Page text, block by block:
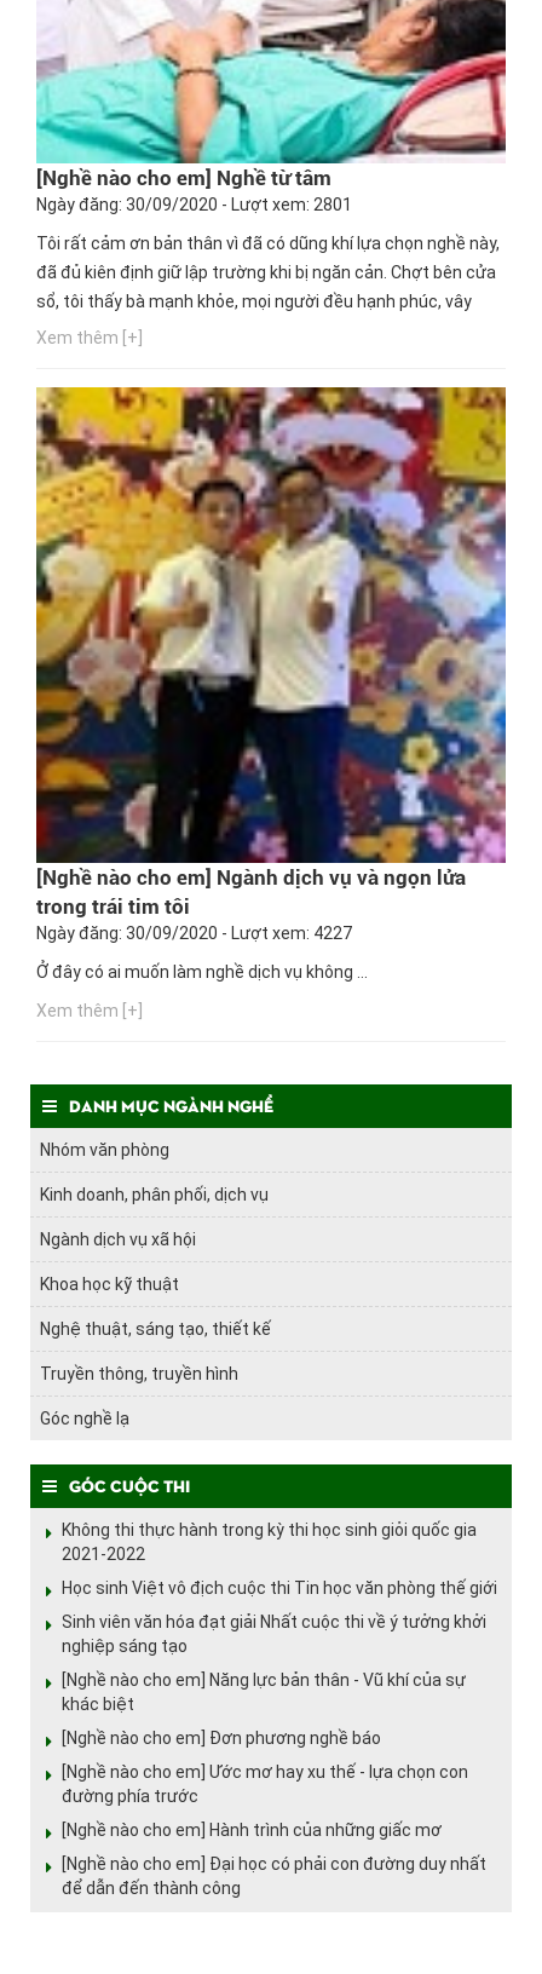
[Nghề nào cho em] Nghề từ tâm
Ngày đăng: 30/09/2020 - Lượt xem: 2801
Tôi rất cảm ơn bản thân vì đã có dũng khí lựa chọn nghề này,
đã đủ kiên định giữ lập trường khi bị ngăn cản. Chợt bên cửa
sổ, tôi thấy bà mạnh khỏe, mọi người đều hạnh phúc, vây
quanh cô gái mặc áo blouse trắng, cổ đeo ống nghe, mỉm
Xem thêm [+]
[Nghề nào cho em] Ngành dịch vụ và ngọn lửa
trong trái tim tôi
Ngày đăng: 30/09/2020 - Lượt xem: 4227
Ở đây có ai muốn làm nghề dịch vụ không ...
Xem thêm [+]
Danh mục ngành nghề
Nhóm văn phòng
Kinh doanh, phân phối, dịch vụ
Ngành dịch vụ xã hội
Khoa học kỹ thuật
Nghệ thuật, sáng tạo, thiết kế
Truyền thông, truyền hình
Góc nghề lạ
Góc cuộc thi
Không thi thực hành trong kỳ thi học sinh giỏi quốc gia
2021-2022
Học sinh Việt vô địch cuộc thi Tin học văn phòng thế giới
Sinh viên văn hóa đạt giải Nhất cuộc thi về ý tưởng khởi
nghiệp sáng tạo
[Nghề nào cho em] Năng lực bản thân - Vũ khí của sự
khác biệt
[Nghề nào cho em] Đơn phương nghề báo
[Nghề nào cho em] Ước mơ hay xu thế - lựa chọn con
đường phía trước
[Nghề nào cho em] Hành trình của những giấc mơ
[Nghề nào cho em] Đại học có phải con đường duy nhất
để dẫn đến thành công